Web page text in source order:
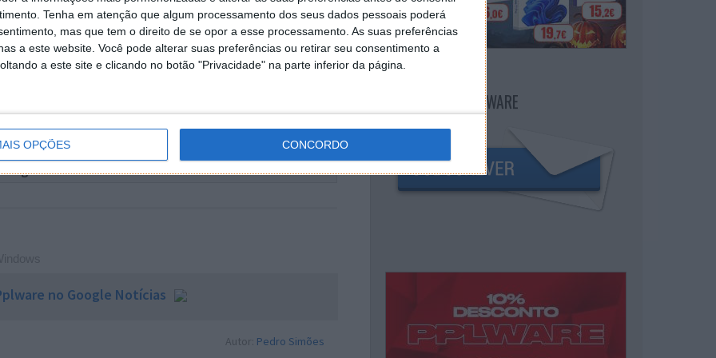
Tenha em atenção que algum processamento dos seus dados pessoais poderá
mas que tem o direito de se opor a esse processamento. As suas preferências
a este website. Você pode alterar suas preferências ou retirar seu consentimento a
a este site e clicando no botão "Privacidade" na parte inferior da página.
OPÇÕES CONCORDO
que poderá desequilibrar as escolhas dos
se torna uma opção a ter em conta e que será
um browser que se integra de forma única com
tem mais de um ano
no Google Notícias
Autor: Pedro Simões
NEWSLETTER PPLWARE